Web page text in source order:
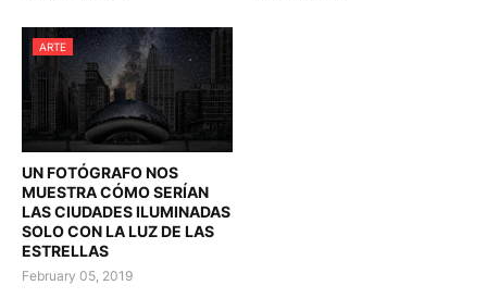
ARTE
UN FOTÓGRAFO NOS
MUESTRA CÓMO SERÍAN
LAS CIUDADES ILUMINADAS
SOLO CON LA LUZ DE LAS
ESTRELLAS
February 05, 2019